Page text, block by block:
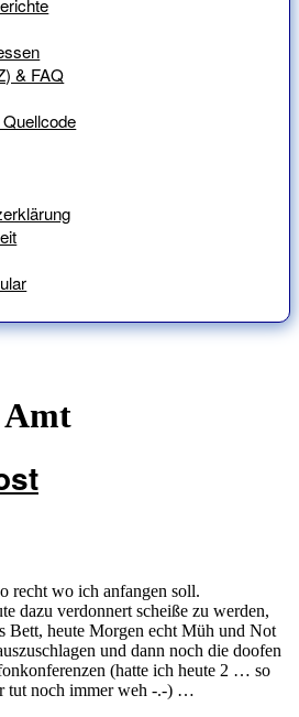
& FAQ
Amt
recht wo ich anfangen soll.
dazu verdonnert scheiße zu werden,
Bett, heute Morgen echt Müh und Not
und dann noch die doofen
(hatte ich heute 2 … so
tut noch immer weh -.-) …